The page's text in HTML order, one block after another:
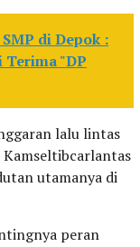
di Depok :
Terima "DP
lalu lintas
utamanya di
peran